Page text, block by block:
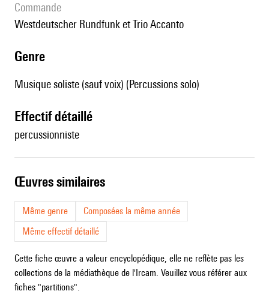
Commande
Westdeutscher Rundfunk et Trio Accanto
genre
Musique soliste (sauf voix) (Percussions solo)
effectif détaillé
percussionniste
œuvres similaires
Même genre
Composées la même année
Même effectif détaillé
Cette fiche œuvre a valeur encyclopédique, elle ne reflète pas les
collections de la médiathèque de l'Ircam. Veuillez vous référer aux
fiches "partitions".